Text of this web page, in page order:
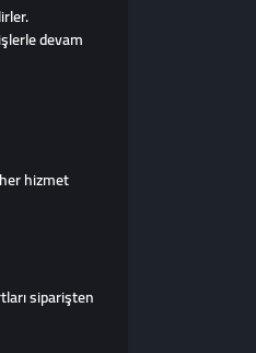
devam
hizmet
siparişten